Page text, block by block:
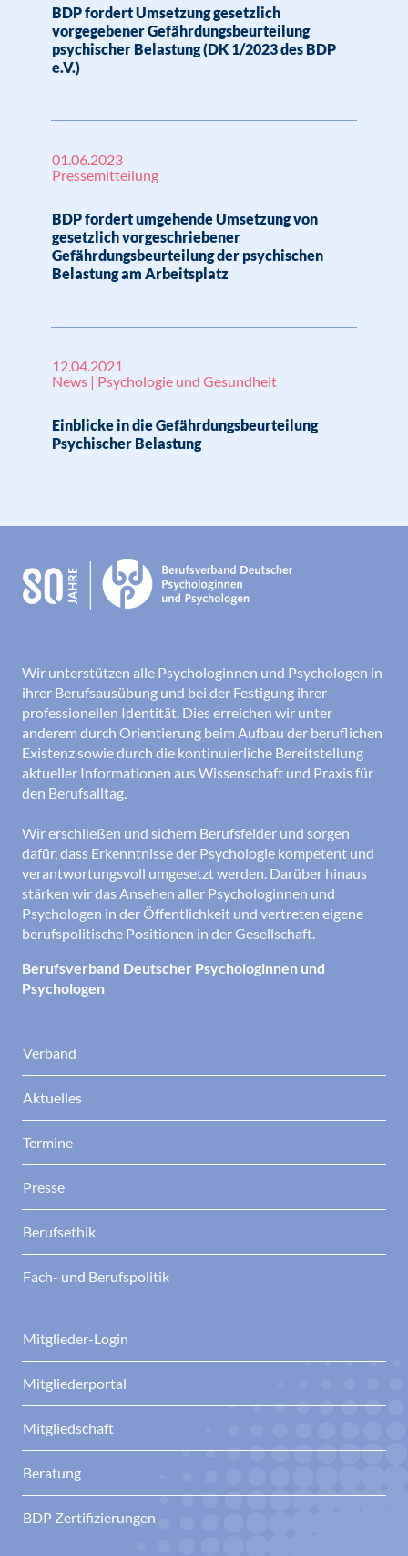
BDP fordert Umsetzung gesetzlich
vorgegebener Gefährdungsbeurteilung
psychischer Belastung (DK 1/2023 des BDP
e.V.)
01.06.2023
Pressemitteilung
BDP fordert umgehende Umsetzung von
gesetzlich vorgeschriebener
Gefährdungsbeurteilung der psychischen
Belastung am Arbeitsplatz
12.04.2021
News | Psychologie und Gesundheit
Einblicke in die Gefährdungsbeurteilung
Psychischer Belastung
Wir unterstützen alle Psychologinnen und Psychologen in
ihrer Berufsausübung und bei der Festigung ihrer
professionellen Identität. Dies erreichen wir unter
anderem durch Orientierung beim Aufbau der beruflichen
Existenz sowie durch die kontinuierliche Bereitstellung
aktueller Informationen aus Wissenschaft und Praxis für
den Berufsalltag.
Wir erschließen und sichern Berufsfelder und sorgen
dafür, dass Erkenntnisse der Psychologie kompetent und
verantwortungsvoll umgesetzt werden. Darüber hinaus
stärken wir das Ansehen aller Psychologinnen und
Psychologen in der Öffentlichkeit und vertreten eigene
berufspolitische Positionen in der Gesellschaft.
Berufsverband Deutscher Psychologinnen und
Psychologen
Verband
Aktuelles
Termine
Presse
Berufsethik
Fach- und Berufspolitik
Mitglieder-Login
Mitgliederportal
Mitgliedschaft
Beratung
BDP Zertifizierungen